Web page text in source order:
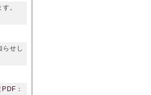
。
らせし
PDF：